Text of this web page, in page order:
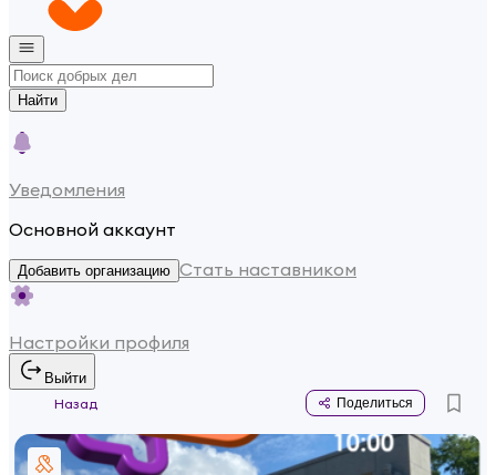
Найти
Уведомления
Основной аккаунт
Добавить организацию Стать наставником
Настройки профиля
Выйти
Назад
Поделиться